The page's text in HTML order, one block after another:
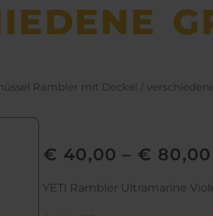
Rambler mit Deckel /
€ 40,00 – € 80,00
YETI Rambler Ultramarine